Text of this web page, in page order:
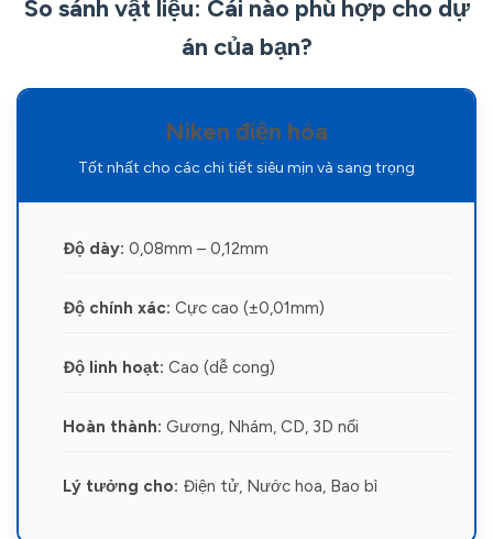
So sánh vật liệu: Cái nào phù hợp cho dự
án của bạn?
Niken điện hóa
Tốt nhất cho các chi tiết siêu mịn và sang trọng
Độ dày: 0,08mm – 0,12mm
Độ chính xác: Cực cao (±0,01mm)
Độ linh hoạt: Cao (dễ cong)
Hoàn thành: Gương, Nhám, CD, 3D nổi
Lý tưởng cho: Điện tử, Nước hoa, Bao bì